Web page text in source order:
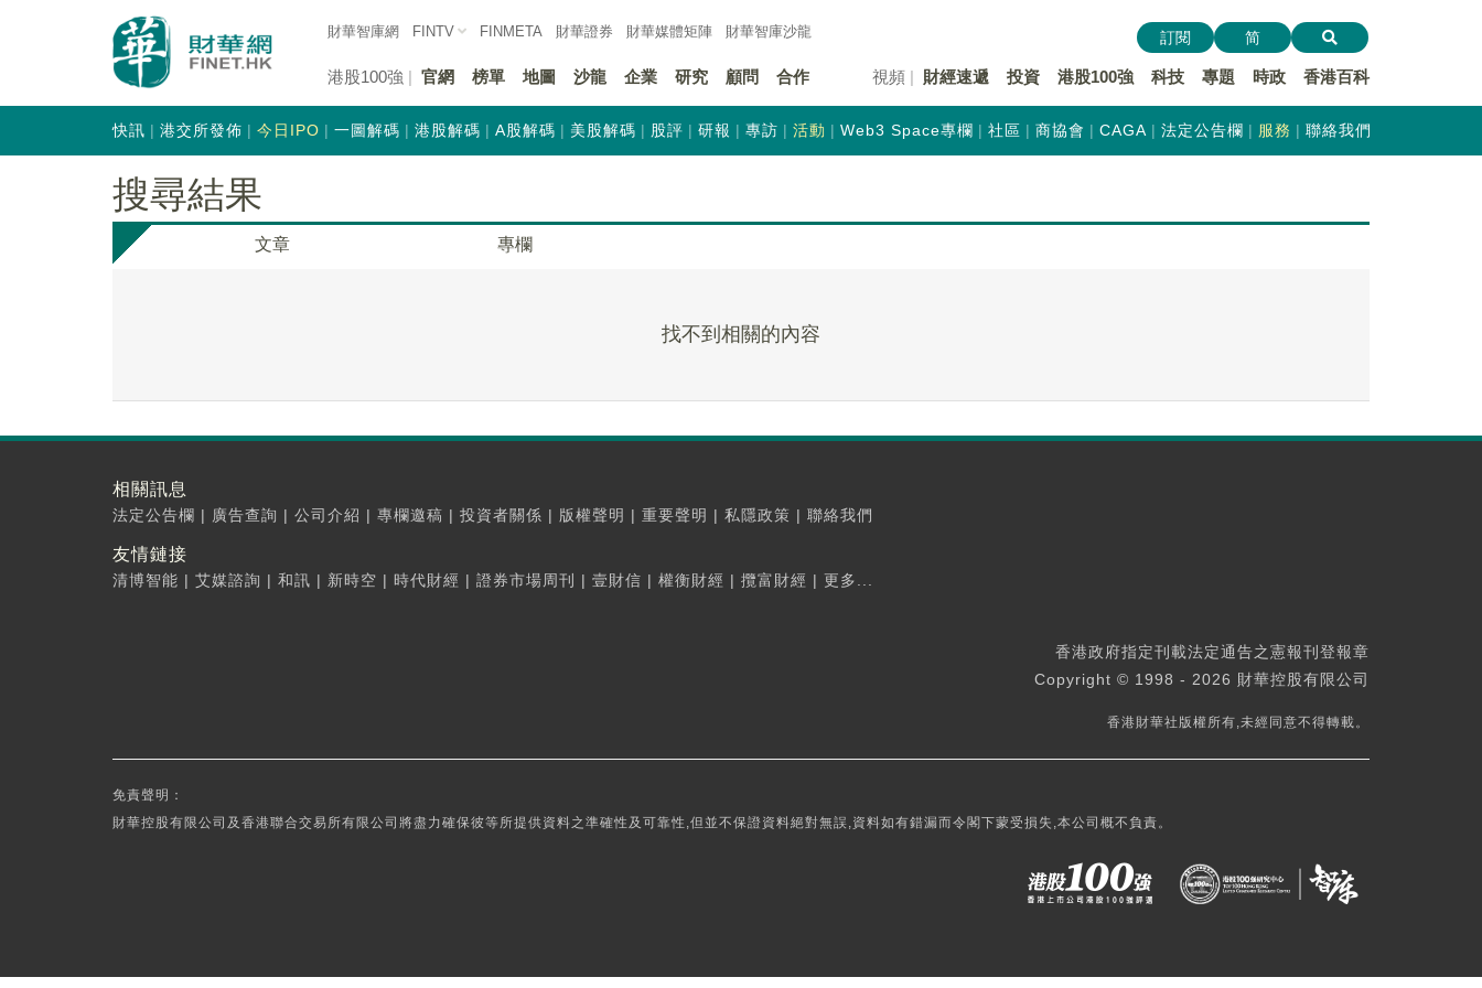
財華智庫網 FINTV FINMETA 財華證券 財華媒體矩陣 財華智庫沙龍
港股100強 官網 榜單 地圖 沙龍 企業 研究 顧問 合作 視頻 財經速遞 投資 港股100強 科技 專題 時政 香港百科
訂閱 简
快訊 港交所發佈 今日IPO 一圖解碼 港股解碼 A股解碼 美股解碼 股評 研報 專訪 活動 Web3 Space專欄 社區 商協會 CAGA 法定公告欄 服務 聯絡我們
搜尋結果
文章 專欄
找不到相關的內容
相關訊息
法定公告欄 | 廣告查詢 | 公司介紹 | 專欄邀稿 | 投資者關係 | 版權聲明 | 重要聲明 | 私隱政策 | 聯絡我們
友情鏈接
清博智能 | 艾媒諮詢 | 和訊 | 新時空 | 時代財經 | 證券市場周刊 | 壹財信 | 權衡財經 | 攬富財經 | 更多...
香港政府指定刊載法定通告之憲報刊登報章
Copyright © 1998 - 2026 財華控股有限公司
香港財華社版權所有,未經同意不得轉載。
免責聲明：
財華控股有限公司及香港聯合交易所有限公司將盡力確保彼等所提供資料之準確性及可靠性,但並不保證資料絕對無誤,資料如有錯漏而令閣下蒙受損失,本公司概不負責。